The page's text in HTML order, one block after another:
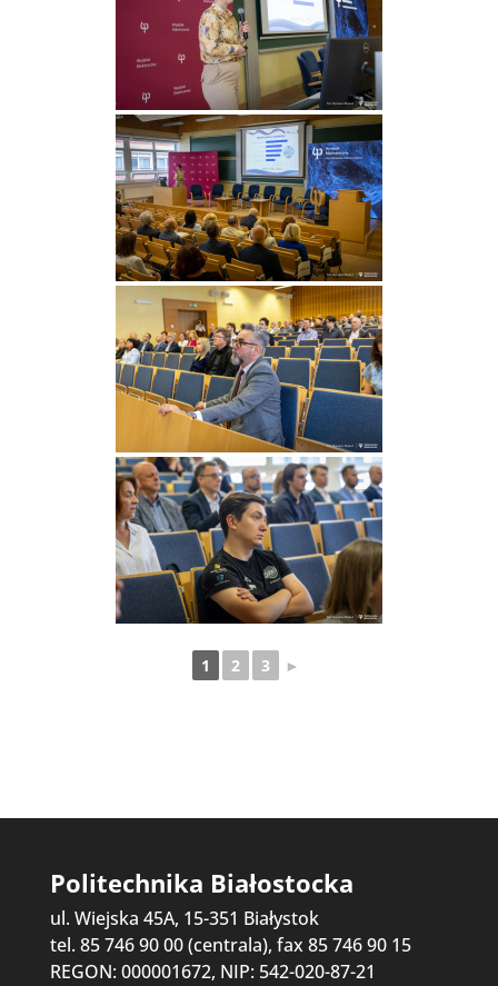
1 2 3 ►
Politechnika Białostocka
ul. Wiejska 45A, 15-351 Białystok
tel. 85 746 90 00 (centrala), fax 85 746 90 15
REGON: 000001672, NIP: 542-020-87-21